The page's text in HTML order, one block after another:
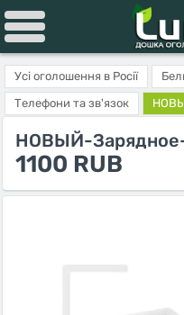
Усі оголошення в Росії
Телефони та зв'язок
НОВЫЙ-Зарядное-
1100 RUB